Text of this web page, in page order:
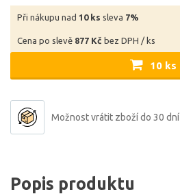
Při nákupu nad 10 ks sleva 7%
Cena po slevě 877 Kč bez DPH / ks
10 ks
Možnost vrátit zboží do 30 dní
Popis produktu